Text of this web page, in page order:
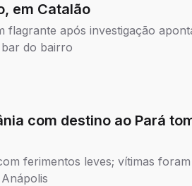
em Catalão
flagrante após investigação
do bairro
com destino ao Pará
ferimentos leves; vítimas foram